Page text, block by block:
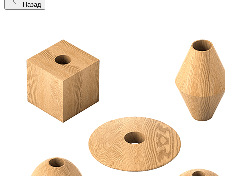
Назад